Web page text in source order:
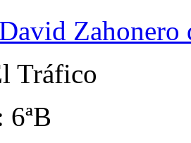
David Zahonero
Tráfico
6ªB